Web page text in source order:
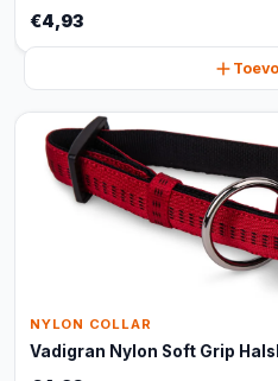
€4,93
NYLON COLLAR
Vadigran Nylon Soft Grip